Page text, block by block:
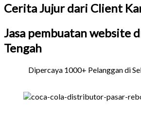
Cerita Jujur dari Client
Jasa pembuatan website
Tengah
Dipercaya 1000+ Pelanggan di